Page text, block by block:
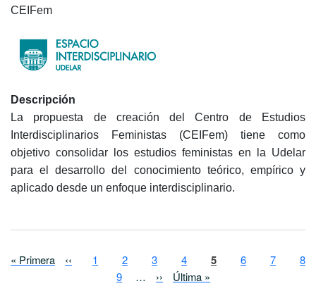
CEIFem
Descripción
La propuesta de creación del Centro de Estudios
Interdisciplinarios Feministas (CEIFem) tiene como
objetivo consolidar los estudios feministas en la Udelar
para el desarrollo del conocimiento teórico, empírico y
aplicado desde un enfoque interdisciplinario.
Paginación
Primera página
« Primera Página anterior
‹‹ Page
1 Page
2 Page
3 Page
4 Página actual
5 Page
6 Page
7
8
Page
9 … Siguiente página
›› Última página
Última »